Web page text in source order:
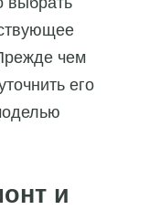
чем
его
и